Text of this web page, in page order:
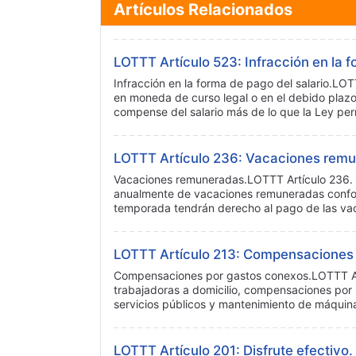
Artículos Relacionados
LOTTT Artículo 523: Infracción en la
Infracción en la forma de pago del
en moneda de curso legal o en el debido
compense del salario más de lo que la Ley
LOTTT Artículo 236: Vacaciones
Vacaciones remuneradas.LOTTT Artículo
anualmente de vacaciones remuneradas
temporada tendrán derecho al pago de las
LOTTT Artículo 213:
Compensaciones por gastos
trabajadoras a domicilio, compensaciones
servicios públicos y mantenimiento de
LOTTT Artículo 201: Disfrute efectivo.